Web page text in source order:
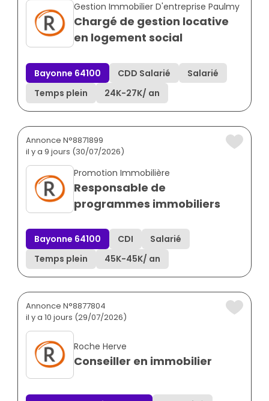
Gestion Immobilier D'entreprise Paulmy
Chargé de gestion locative
en logement social
Bayonne 64100 CDD Salarié
Salarié
Temps plein
24K-27K/ an
Annonce N°8871899
il y a 9 jours (30/07/2026)
Promotion Immobilière
Responsable de
programmes immobiliers
Bayonne 64100 CDI
Salarié
Temps plein
45K-45K/ an
Annonce N°8877804
il y a 10 jours (29/07/2026)
Roche Herve
Conseiller en immobilier